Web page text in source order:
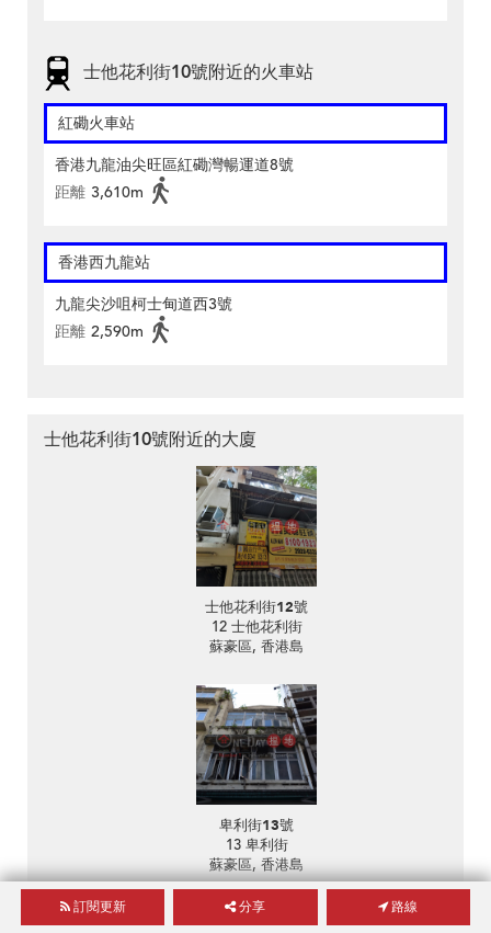
士他花利街10號附近的火車站
紅磡火車站
香港九龍油尖旺區紅磡灣暢運道8號
距離 3,610m
香港西九龍站
九龍尖沙咀柯士甸道西3號
距離 2,590m
士他花利街10號附近的大廈
士他花利街12號
12 士他花利街
蘇豪區, 香港島
卑利街13號
13 卑利街
蘇豪區, 香港島
訂閱更新 分享 路線